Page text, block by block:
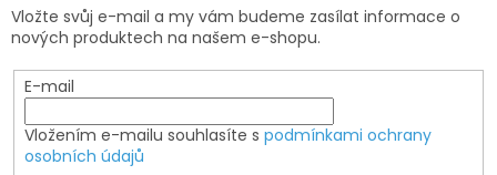
Vložte svůj e-mail a my vám budeme zasílat informace o
nových produktech na našem e-shopu.
E-mail
Vložením e-mailu souhlasíte s podmínkami ochrany
osobních údajů